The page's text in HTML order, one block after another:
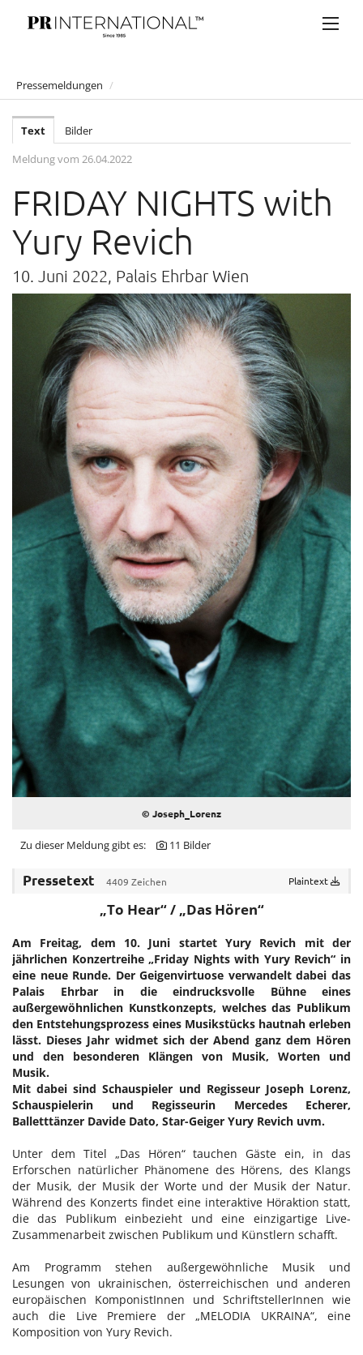
PRESSEMELDUNGEN
Anelia Peschev
Artner Gasthaus auf der Wieden
Atil Kutoglu
Bulgari
Claus Tyler
Eduard Angeli
Falstaff Living
Find My Home
Galerie bei der Albertina Zetter
Galerie Kovacek & Zetter
Joji Hattori / Shiki
Julius Meinl
Kovacek Contemporary
La Biosthétique
Longchamp
Louis Vuitton
Oliver Heemeyer
PR International
Sabine Wiedenhofer
SKREIN*
Tudor
Via Toledo Enopizzeria
Nina Peter
Spanische Hofreitschule
ATTIÈL
Pauline Rochas
Silhouette
Austrian Fashion Awards 2025
Sangreal
United Kids
Julia Malischnig
DOWNLOADS
Pressemeldungen /
Text
Bilder
Meldung vom 26.04.2022
FRIDAY NIGHTS with
Yury Revich
10. Juni 2022, Palais Ehrbar Wien
© Joseph_Lorenz
Zu dieser Meldung gibt es: 11 Bilder
Pressetext 4409 Zeichen Plaintext
„To Hear“ / „Das Hören“
Am Freitag, dem 10. Juni startet Yury Revich mit der
jährlichen Konzertreihe „Friday Nights with Yury Revich“ in
eine neue Runde. Der Geigenvirtuose verwandelt dabei das
Palais Ehrbar in die eindrucksvolle Bühne eines
außergewöhnlichen Kunstkonzepts, welches das Publikum
den Entstehungsprozess eines Musikstücks hautnah erleben
lässt. Dieses Jahr widmet sich der Abend ganz dem Hören
und den besonderen Klängen von Musik, Worten und
Musik.
Mit dabei sind Schauspieler und Regisseur Joseph Lorenz,
Schauspielerin und Regisseurin Mercedes Echerer,
Balletttänzer Davide Dato, Star-Geiger Yury Revich uvm.
Unter dem Titel „Das Hören“ tauchen Gäste ein, in das
Erforschen natürlicher Phänomene des Hörens, des Klangs
der Musik, der Musik der Worte und der Musik der Natur.
Während des Konzerts findet eine interaktive Höraktion statt,
die das Publikum einbezieht und eine einzigartige Live-
Zusammenarbeit zwischen Publikum und Künstlern schafft.
Am Programm stehen außergewöhnliche Musik und
Lesungen von ukrainischen, österreichischen und anderen
europäischen KomponistInnen und SchriftstellerInnen wie
auch die Live Premiere der „MELODIA UKRAINA“, eine
Komposition von Yury Revich.